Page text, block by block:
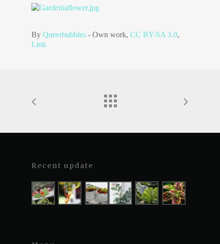
ByQueerbubbles -Own work,CC BY-SA 3.0,
Link
Recent update